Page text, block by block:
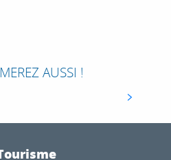
AUSSI !
pour prendre une
Les plus grands sportifs